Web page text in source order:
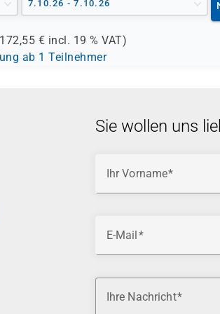
7.10.26 - 7.10.26
172,55 € incl. 19 % VAT)
ab 1 Teilnehmer
Sie wollen uns
Ihr Vorname
E-Mail
Ihre Nachricht